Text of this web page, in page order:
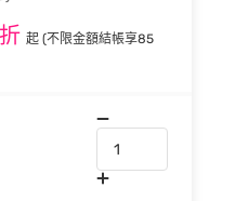
起 (不限金額結帳享85